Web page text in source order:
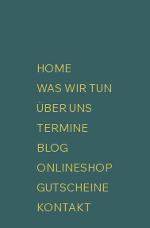
HOME
WAS WIR TUN
ÜBER UNS
TERMINE
BLOG
ONLINESHOP
GUTSCHEINE
KONTAKT